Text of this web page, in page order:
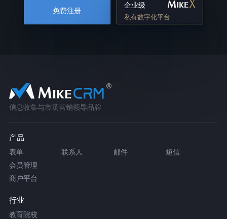
免费注册
企业级
私有数字化平台
信息收集与市场营销领导品牌
产品
表单 联系人 邮件
短信
会员管理
商户平台
行业
教育院校